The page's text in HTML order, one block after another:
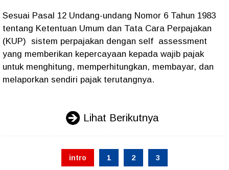
Sesuai Pasal 12 Undang-undang Nomor 6 Tahun 1983
tentang Ketentuan Umum dan Tata Cara Perpajakan
(KUP) sistem perpajakan dengan self assessment
yang memberikan kepercayaan kepada wajib pajak
untuk menghitung, memperhitungkan, membayar, dan
melaporkan sendiri pajak terutangnya.
Lihat Berikutnya
intro 1 2 3